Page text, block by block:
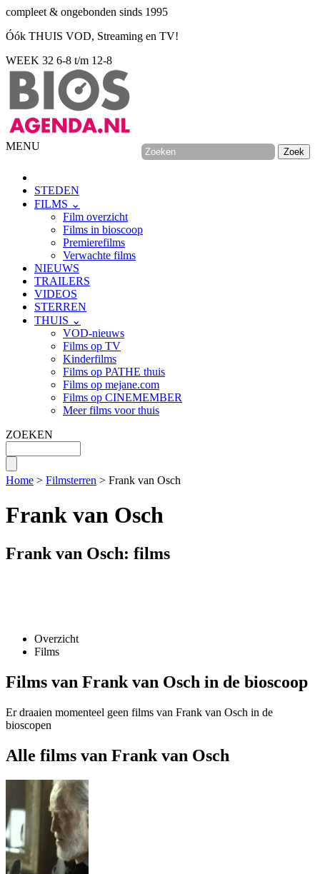
compleet & ongebonden sinds 1995
Óók THUIS VOD, Streaming en TV!
WEEK 32 6-8 t/m 12-8
MENU
STEDEN
FILMS ⌄
Film overzicht
Films in bioscoop
Premierefilms
Verwachte films
NIEUWS
TRAILERS
VIDEOS
STERREN
THUIS ⌄
VOD-nieuws
Films op TV
Kinderfilms
Films op PATHE thuis
Films op mejane.com
Films op CINEMEMBER
Meer films voor thuis
ZOEKEN
Home > Filmsterren > Frank van Osch
Frank van Osch
Frank van Osch: films
Overzicht
Films
Films van Frank van Osch in de bioscoop
Er draaien momenteel geen films van Frank van Osch in de
bioscopen
Alle films van Frank van Osch